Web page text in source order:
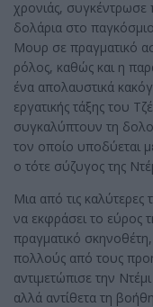
χρονιάς,
δολάρια στο
Μουρ σε πραγματικό
ρόλος, καθώς και η
ένα απολαυστικά
εργατικής τάξης του
συγκαλύπτουν τη
τον οποίο υποδύεται
ο τότε σύζυγος της
Μια από τις καλύτερες
να εκφράσει το εύρος
πραγματικό
πολλούς από τους
αντιμετώπισε την
αλλά αντίθετα τη